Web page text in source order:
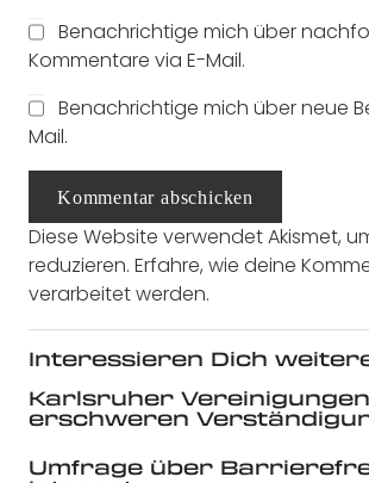
Benachrichtige mich über
Kommentare via E-Mail.
Benachrichtige mich über neue
Mail.
Kommentar abschicken
Diese Website verwendet Akismet,
reduzieren. Erfahre, wie deine
verarbeitet werden.
Interessieren Dich
Karlsruher
erschweren
Umfrage über